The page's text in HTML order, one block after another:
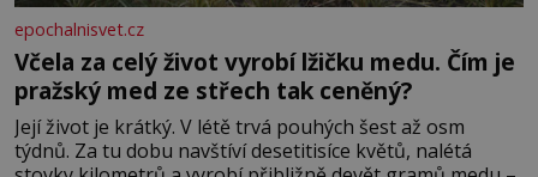
epochalnisvet.cz
Včela za celý život vyrobí lžičku medu. Čím je
pražský med ze střech tak ceněný?
Její život je krátký. V létě trvá pouhých šest až osm
týdnů. Za tu dobu navštíví desetitisíce květů, nalétá